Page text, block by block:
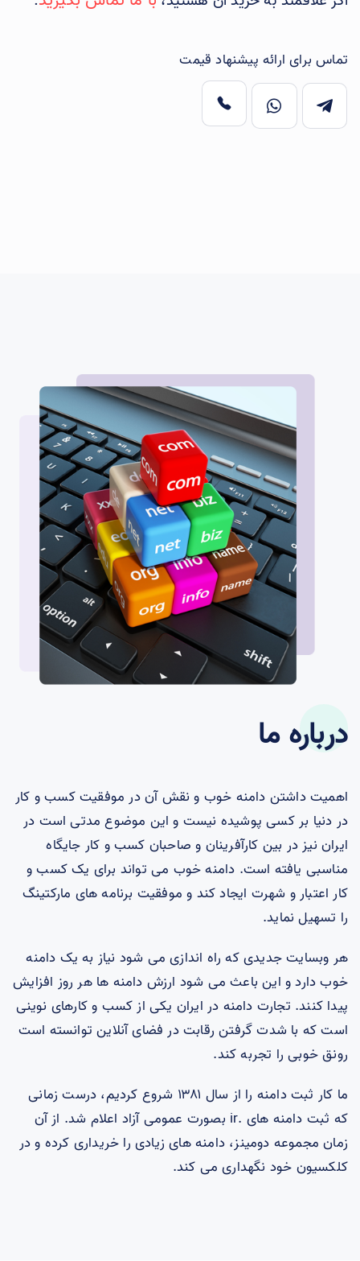
تماس برای ارائه پیشنهاد قیمت
درباره ما
اهمیت داشتن دامنه خوب و نقش آن در موفقیت کسب و کار
در دنیا بر کسی پوشیده نیست و این موضوع مدتی است در
ایران نیز در بین کارآفرینان و صاحبان کسب و کار جایگاه
مناسبی یافته است. دامنه خوب می تواند برای یک کسب و
کار اعتبار و شهرت ایجاد کند و موفقیت برنامه های مارکتینگ
را تسهیل نماید.
هر وبسایت جدیدی که راه اندازی می شود نیاز به یک دامنه
خوب دارد و این باعث می شود ارزش دامنه ها هر روز افزایش
پیدا کنند. تجارت دامنه در ایران یکی از کسب و کارهای نوینی
است که با شدت گرفتن رقابت در فضای آنلاین توانسته است
رونق خوبی را تجربه کند.
ما کار ثبت دامنه را از سال ۱۳۸۱ شروع کردیم، درست زمانی
که ثبت دامنه های .ir بصورت عمومی آزاد اعلام شد. از آن
زمان مجموعه دومینز، دامنه های زیادی را خریداری کرده و در
کلکسیون خود نگهداری می کند.